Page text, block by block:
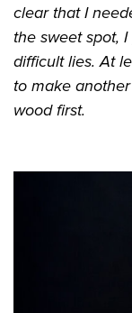
clear that I
the sweet spot,
difficult lies. At
to make
wood first.